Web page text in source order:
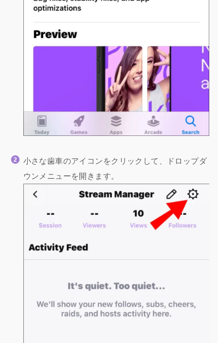
小さな歯車のアイコンをクリックして、ドロップダ
ウンメニューを開きます。